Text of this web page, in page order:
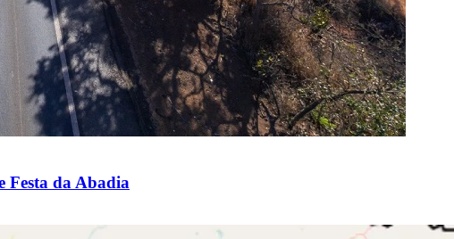
Festa da Abadia